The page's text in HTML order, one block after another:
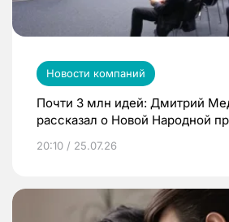
Новости компаний
Почти 3 млн идей: Дмитрий
рассказал о Новой Народной
20:10 / 25.07.26